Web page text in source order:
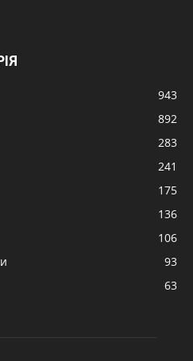
943
892
283
241
175
136
106
93
63